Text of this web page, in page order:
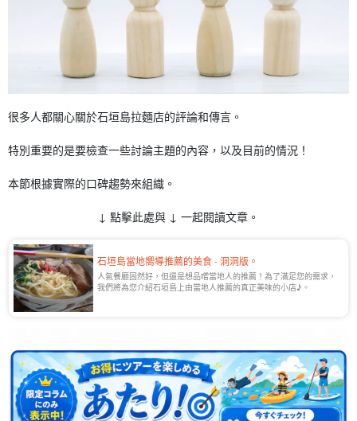
很多人都關心關於石垣島拉麵店的評論和傳言。
特別重要的是要檢查一些討論主題的內容，以及目前的情況！
本節根據實際的口碑趨勢來組織。
↓ 點擊此處與 ↓ 一起閱讀文章。
石垣島當地嚮導推薦的美食 - 洞洞版。
人氣餐廳固然好，但還是想品嚐當地人的推薦！為了滿足您的需求，
我們將為您介紹石垣島上由當地人推薦的真正美味的小店♪。